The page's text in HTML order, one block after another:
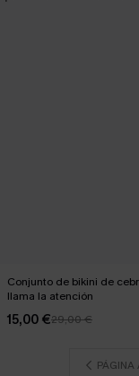
Conjunto de bikini de
llama la atención
15,00 €29,00 €
PÁGINA